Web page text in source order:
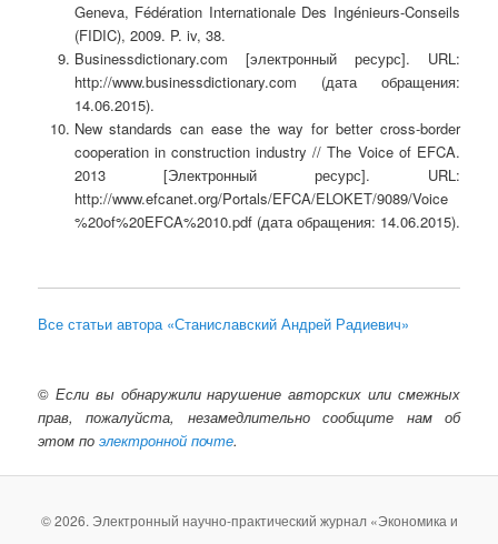
Geneva, Fédération Internationale Des Ingénieurs-Conseils
(FIDIC), 2009. P. iv, 38.
Businessdictionary.com [электронный ресурс]. URL:
http://www.businessdictionary.com (дата обращения:
14.06.2015).
New standards can ease the way for better cross-border
cooperation in construction industry // The Voice of EFCA.
2013 [Электронный ресурс]. URL:
http://www.efcanet.org/Portals/EFCA/ELOKET/9089/Voice
%20of%20EFCA%2010.pdf (дата обращения: 14.06.2015).
Все статьи автора «Станиславский Андрей Радиевич»
© Если вы обнаружили нарушение авторских или смежных
прав, пожалуйста, незамедлительно сообщите нам об
этом поэлектронной почте.
© 2026. Электронный научно-практический журнал «Экономика и